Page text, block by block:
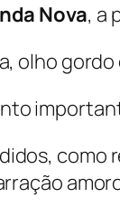
Nova, a
olho
como